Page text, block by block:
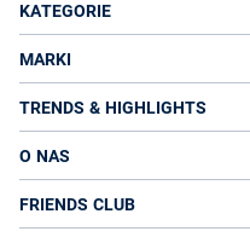
KATEGORIE
MARKI
TRENDS & HIGHLIGHTS
O NAS
FRIENDS CLUB